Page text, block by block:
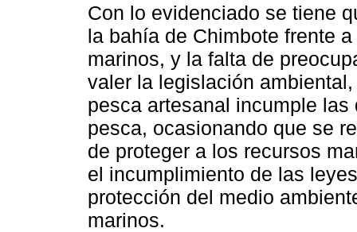
Con lo evidenciado se tiene
la bahía de Chimbote frente
marinos, y la falta de
valer la legislación
pesca artesanal incumple
pesca, ocasionando que se
de proteger a los recursos
el incumplimiento de las
protección del medio
marinos.